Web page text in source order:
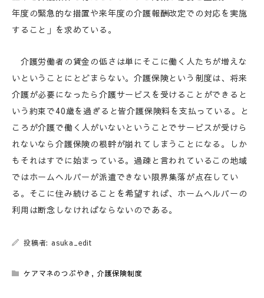
年度の緊急的な措置や来年度の介護報酬改定での対応を実施
すること」を求めている。
介護労働者の賃金の低さは単にそこに働く人たちが増えな
いということにとどまらない。介護保険という制度は、将来
介護が必要になったら介護サービスを受けることができると
いう約束で40歳を過ぎると皆介護保険料を支払っている。と
ころが介護で働く人がいないということでサービスが受けら
れないなら介護保険の根幹が崩れてしまうことになる。しか
もそれはすでに始まっている。過疎と言われているこの地域
ではホームヘルパーが派遣できない限界集落が点在してい
る。そこに住み続けることを希望すれば、ホームヘルパーの
利用は断念しなければならないのである。
投稿者: asuka_edit
ケアマネのつぶやき , 介護保険制度